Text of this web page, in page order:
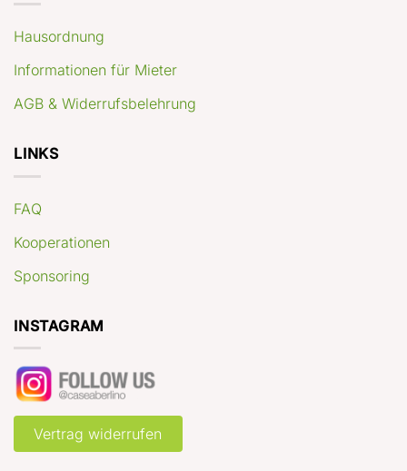
Hausordnung
Informationen für Mieter
AGB & Widerrufsbelehrung
LINKS
FAQ
Kooperationen
Sponsoring
INSTAGRAM
Vertrag widerrufen